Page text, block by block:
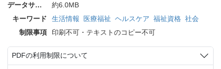
データサイズ
約6.0MB
キーワード
生活情報 医療福祉 ヘルスケア 福祉資格 社会
制限事項
印刷不可・テキストのコピー不可
PDFの利用制限について